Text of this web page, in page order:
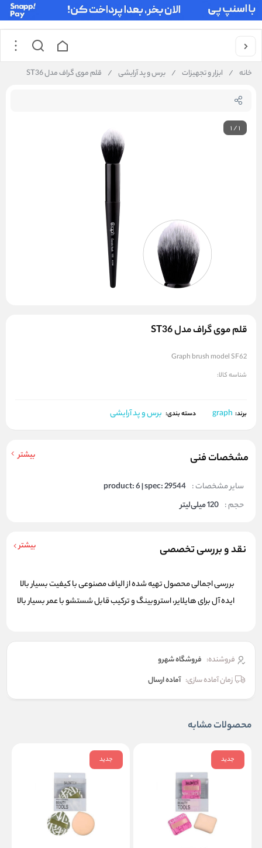
خانه / ابزار و تجهیزات / برس و پد آرایشی / قلم موی گراف مدل ST36
1/1
قلم موی گراف مدل ST36
Graph brush model SF62
شناسه کالا:
برند: graph دسته بندی: برس و پد آرایشی
مشخصات فنی بیشتر
سایر مشخصات : product: 6 | spec: 29544
حجم : 120 میلی‌لیتر
نقد و بررسی تخصصی بیشتر
بررسی اجمالی محصول تهیه شده از الیاف مصنوعی با کیفیت بسیار بالا
ایده آل برای هایلایر، استروبینگ و ترکیب قابل شستشو با عمر بسیار بالا
فروشنده: فروشگاه شهرو
زمان آماده سازی: آماده ارسال
محصولات مشابه
جدید جدید